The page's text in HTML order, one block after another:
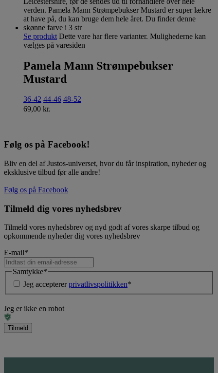
Se produkt Dette vare har flere varianter. Mulighederne kan
vælges på varesiden
Pamela Mann Strømpebukser
Mustard
36-42 44-46 48-52
69,00 kr.
Følg os på Facebook!
Bliv en del af Justos-universet, hvor du får inspiration, nyheder og
eksklusive tilbud før alle andre!
Følg os på Facebook
Tilmeld dig vores nyhedsbrev
Tilmeld vores nyhedsbrev og nyd godt af vores skarpe tilbud og
opkommende nyheder dig vores nyhedsbrev
E-mail*
Samtykke*
Jeg accepterer privatlivspolitikken*
Jeg er ikke en robot